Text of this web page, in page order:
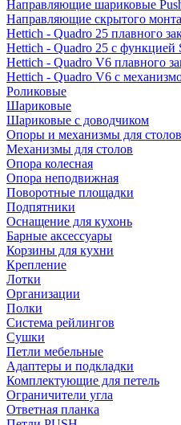
Направляющие шариковые
Направляющие скрытого
Hettich - Quadro 25 плавного
Hettich - Quadro 25 с функцией
Hettich - Quadro V6 плавного
Hettich - Quadro V6 с
Роликовые
Шариковые
Шариковые с доводчиком
Опоры и механизмы для столов
Механизмы для столов
Опора колесная
Опора неподвижная
Поворотные площадки
Подпятники
Оснащение для кухонь
Барные аксессуары
Корзины для кухни
Крепление
Лотки
Организации
Полки
Система рейлингов
Сушки
Петли мебельные
Адаптеры и подкладки
Комплектующие для петель
Ограничители угла
Ответная планка